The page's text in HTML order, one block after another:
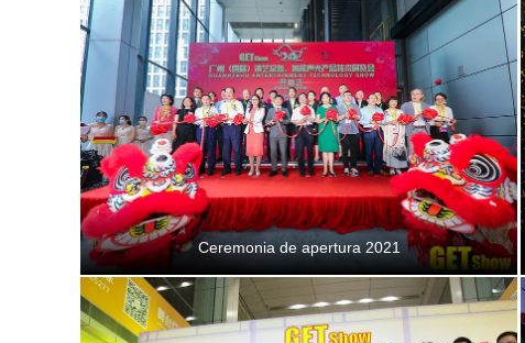
Ceremonia de apertura 2021